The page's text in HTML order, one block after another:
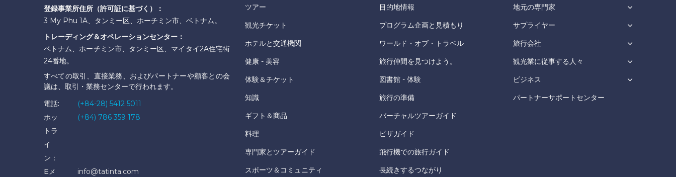
登録事業所住所（許可証に基づく）：
3 My Phu 1A、タンミー区、ホーチミン市、ベトナム。
トレーディング＆オペレーションセンター：
ベトナム、ホーチミン市、タンミー区、マイタイ2A住宅街
24番地。
すべての取引、直接業務、およびパートナーや顧客との会
議は、取引・業務センターで行われます。
電話:
(+84-28) 5412 5011
ホッ
トラ
イ
ン：
(+84) 786 359 178
Eメ
info@tatinta.com
ツアー
観光チケット
ホテルと交通機関
健康 - 美容
体験＆チケット
知識
ギフト＆商品
料理
専門家とツアーガイド
スポーツ＆コミュニティ
目的地情報
プログラム企画と見積もり
ワールド・オブ・トラベル
旅行仲間を見つけよう。
図書館 - 体験
旅行の準備
バーチャルツアーガイド
ビザガイド
飛行機での旅行ガイド
長続きするつながり
地元の専門家
サプライヤー
旅行会社
観光業に従事する人々
ビジネス
パートナーサポートセンター